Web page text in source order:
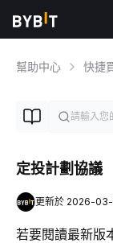
幫助中心 快捷
定投計劃協議
更新於 2026-03-
若要閱讀最新版